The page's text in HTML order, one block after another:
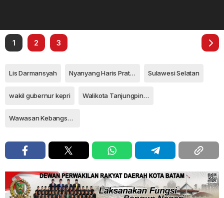
1 2 3
Lis Darmansyah Nyanyang Haris Pratamura Sulawesi Selatan
wakil gubernur kepri Walikota Tanjungpinang
Wawasan Kebangsaan